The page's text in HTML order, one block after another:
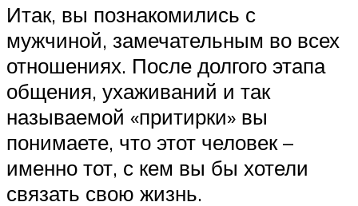
Итак, вы познакомились с
мужчиной, замечательным во всех
отношениях. После долгого этапа
общения, ухаживаний и так
называемой «притирки» вы
понимаете, что этот человек –
именно тот, с кем вы бы хотели
связать свою жизнь.